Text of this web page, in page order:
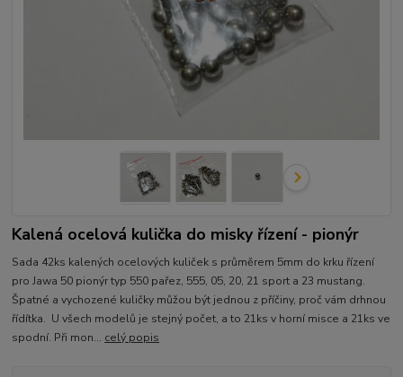
Kalená ocelová kulička do misky řízení - pionýr
Sada 42ks kalených ocelových kuliček s průměrem 5mm do krku řízení
pro Jawa 50 pionýr typ 550 pařez, 555, 05, 20, 21 sport a 23 mustang.
Špatné a vychozené kuličky můžou být jednou z příčiny, proč vám drhnou
řídítka. U všech modelů je stejný počet, a to 21ks v horní misce a 21ks ve
spodní. Při mon... celý popis